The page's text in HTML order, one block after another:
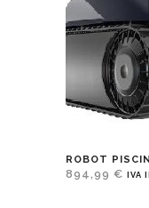
ROBOT
894,99 € IVA